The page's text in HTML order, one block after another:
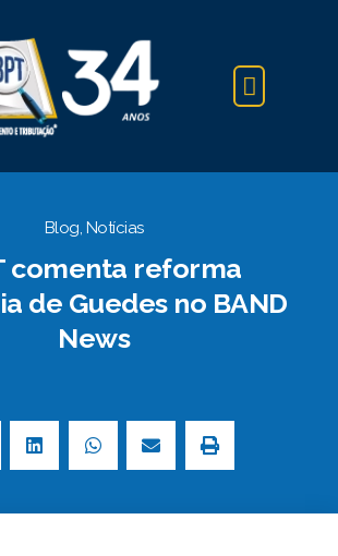
Blog, Notícias
comenta reforma
de Guedes no BAND
News